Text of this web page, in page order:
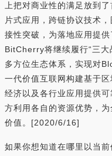
上把对商业性的满足放到
片式应用，跨链协议技术
接性突破，为落地应用提
BitCherry将继续履行“三大
多方位生态体系，实现对
一代价值互联网构建基于
经济以及各行业应用提供
方利用各自的资源优势，
价值。[2020/6/16]
如果你想知道在哪里以当